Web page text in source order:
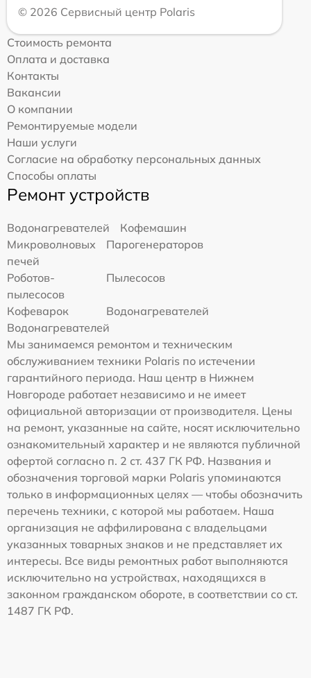
© 2026 Сервисный центр Polaris
Стоимость ремонта
Оплата и доставка
Контакты
Вакансии
О компании
Ремонтируемые модели
Наши услуги
Согласие на обработку персональных данных
Способы оплаты
Ремонт устройств
Водонагревателей
Кофемашин
Микроволновых
печей
Парогенераторов
Роботов-
пылесосов
Пылесосов
Кофеварок
Водонагревателей
Водонагревателей
Мы занимаемся ремонтом и техническим
обслуживанием техники Polaris по истечении
гарантийного периода. Наш центр в Нижнем
Новгороде работает независимо и не имеет
официальной авторизации от производителя. Цены
на ремонт, указанные на сайте, носят исключительно
ознакомительный характер и не являются публичной
офертой согласно п. 2 ст. 437 ГК РФ. Названия и
обозначения торговой марки Polaris упоминаются
только в информационных целях — чтобы обозначить
перечень техники, с которой мы работаем. Наша
организация не аффилирована с владельцами
указанных товарных знаков и не представляет их
интересы. Все виды ремонтных работ выполняются
исключительно на устройствах, находящихся в
законном гражданском обороте, в соответствии со ст.
1487 ГК РФ.